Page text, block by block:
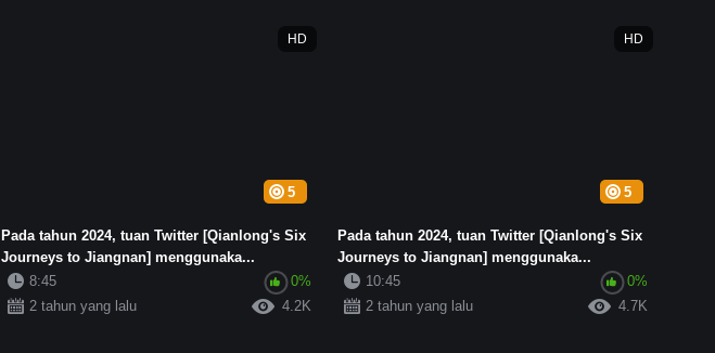
5
HD
Pada tahun 2024, tuan Twitter [Qianlong's Six
Journeys to Jiangnan] menggunaka...
8:45
0%
2 tahun yang lalu
4.2K
5
HD
Pada tahun 2024, tuan Twitter [Qianlong's Six
Journeys to Jiangnan] menggunaka...
10:45
0%
2 tahun yang lalu
4.7K